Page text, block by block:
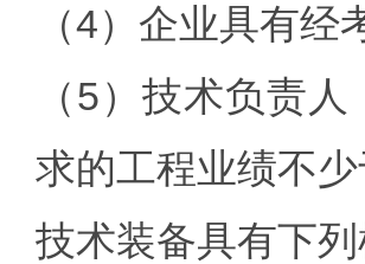
（4）企业具有
（5）技术负责
求的工程业绩不少
技术装备具有下